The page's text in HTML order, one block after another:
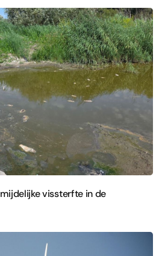
vissterfte in de